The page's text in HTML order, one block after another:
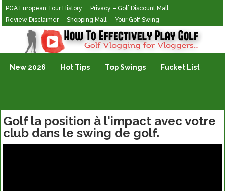
PGA European Tour History
Privacy – Golf Discount Mall
Review Disclaimer
Shopping Mall Your Golf Swing
Golf Vlogging For Vlogging
New 2026 Hot Tips Top Swings Fucket List
Golf la position à l'impact avec votre
club dans le swing de golf.